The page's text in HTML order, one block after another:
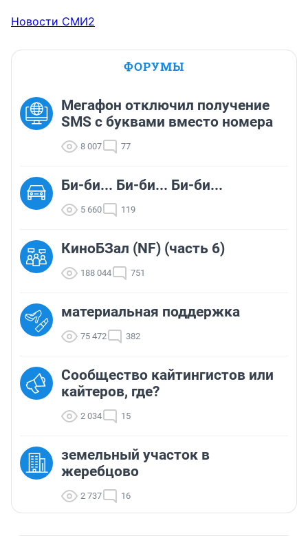
Новости СМИ2
ФОРУМЫ
Мегафон отключил получение
SMS с буквами вместо номера
8 007 77
Би-би... Би-би... Би-би...
5 660 119
КиноБЗал (NF) (часть 6)
188 044 751
материальная поддержка
75 472 382
Сообщество кайтингистов или
кайтеров, где?
2 034 15
земельный участок в
жеребцово
2 737 16